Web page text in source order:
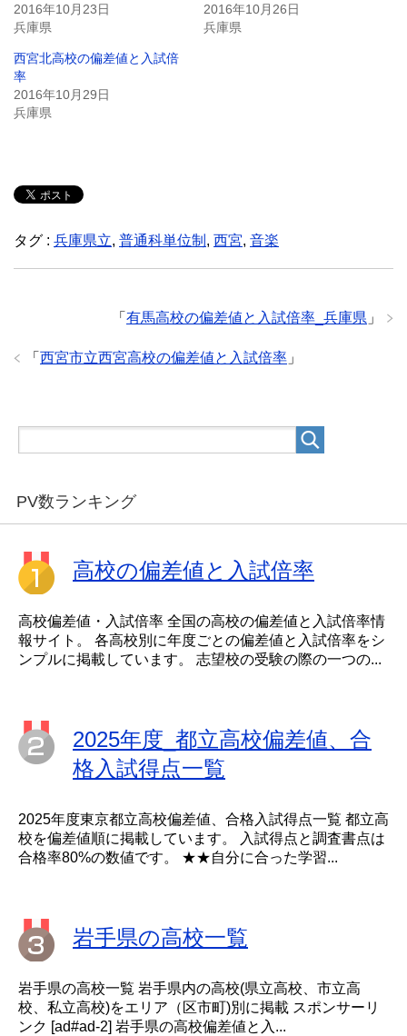
2016年10月23日
兵庫県
2016年10月26日
兵庫県
西宮北高校の偏差値と入試倍
率
2016年10月29日
兵庫県
タグ : 兵庫県立, 普通科単位制 , 西宮, 音楽
「 有馬高校の偏差値と入試倍率_兵庫県 」
「 西宮市立西宮高校の偏差値と入試倍率 」
PV数ランキング
高校の偏差値と入試倍率
高校偏差値・入試倍率 全国の高校の偏差値と入試倍率情
報サイト。 各高校別に年度ごとの偏差値と入試倍率をシ
ンプルに掲載しています。 志望校の受験の際の一つの...
2025年度_都立高校偏差値、合
格入試得点一覧
2025年度東京都立高校偏差値、合格入試得点一覧 都立高
校を偏差値順に掲載しています。 入試得点と調査書点は
合格率80%の数値です。 ★★自分に合った学習...
岩手県の高校一覧
岩手県の高校一覧 岩手県内の高校(県立高校、市立高
校、私立高校)をエリア（区市町)別に掲載 スポンサーリ
ンク [ad#ad-2] 岩手県の高校偏差値と入...